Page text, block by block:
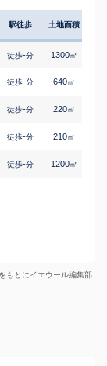
駅徒歩 土地面積
徒歩-分 1300㎡
徒歩-分 640㎡
徒歩-分 220㎡
徒歩-分 210㎡
徒歩-分 1200㎡
もとにイエウール編集部